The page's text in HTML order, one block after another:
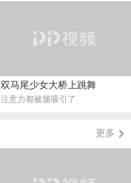
双马尾少女大桥上跳舞
注意力都被腿吸引了
更多